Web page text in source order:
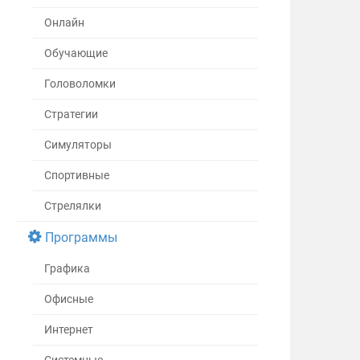
Онлайн
Обучающие
Головоломки
Стратегии
Симуляторы
Спортивные
Стрелялки
Программы
Графика
Офисные
Интернет